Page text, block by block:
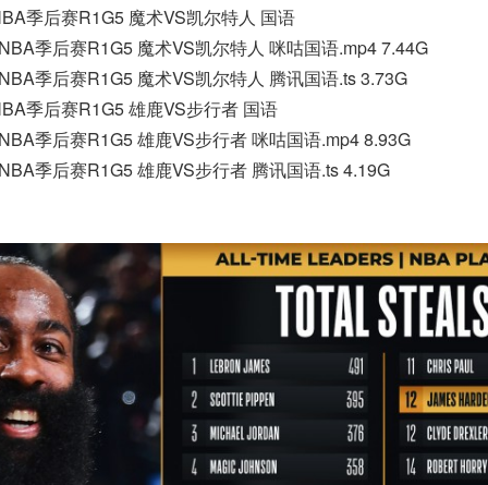
季后赛R1G5 魔术VS凯尔特人 国语
季后赛R1G5 魔术VS凯尔特人 咪咕国语.mp4 7.44G
季后赛R1G5 魔术VS凯尔特人 腾讯国语.ts 3.73G
季后赛R1G5 雄鹿VS步行者 国语
季后赛R1G5 雄鹿VS步行者 咪咕国语.mp4 8.93G
季后赛R1G5 雄鹿VS步行者 腾讯国语.ts 4.19G